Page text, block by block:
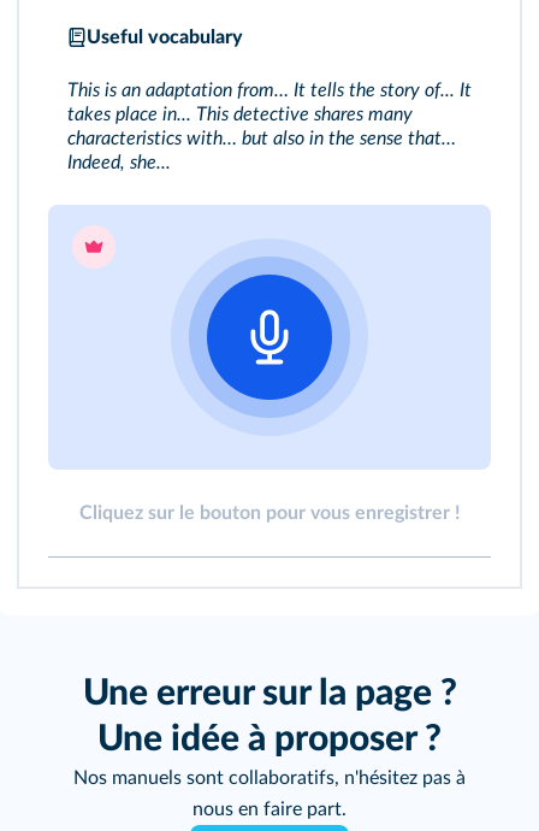
Useful vocabulary
This is an adaptation from… It tells the story of... It
takes place in... This detective shares many
characteristics with… but also in the sense that…
Indeed, she...
Cliquez sur le bouton pour vous enregistrer !
Une erreur sur la page ?
Une idée à proposer ?
Nos manuels sont collaboratifs, n'hésitez pas à
nous en faire part.